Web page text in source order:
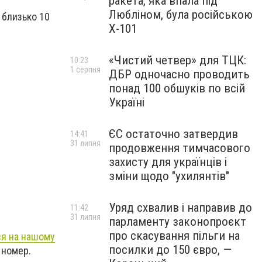
10
на нашому
номер.
Любліном, була російською
Х-101
«Чистий четвер» для ТЦК:
ДБР одночасно проводить
понад 100 обшуків по всій
Україні
10:23
1 серпня
ЄС остаточно затвердив
продовження тимчасового
захисту для українців і
зміни щодо "ухилянтів"
14:41
31 липня
Уряд схвалив і направив до
парламенту законопроєкт
про скасування пільги на
посилки до 150 євро, —
11:42
31 липня